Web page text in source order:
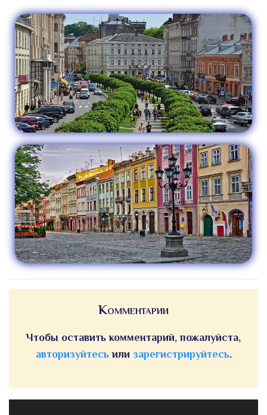
Комментарии
Чтобы оставить комментарий, пожалуйста,
авторизуйтесьили зарегистрируйтесь.